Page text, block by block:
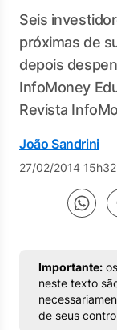
Seis
próximas de
depois
InfoMoney
Revista
João Sandrini
27/02/2014 15h32
Importante:
neste texto
de seus